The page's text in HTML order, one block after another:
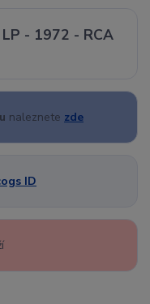
- 1972 - RCA
naleznete zde
ID